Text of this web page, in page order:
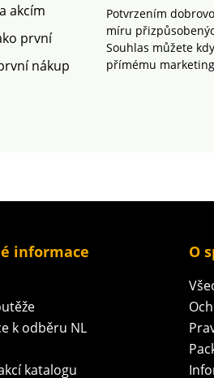
akcím
první
nákup
Potvrzením
míru
Souhlas můžete
přímému
informace
k odběru NL
katalogu
O